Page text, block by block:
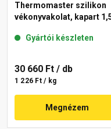
Thermomaster szilikon
vékonyvakolat, kapart
Gyártói készleten
30 660 Ft / db
1 226 Ft / kg
Megnézem